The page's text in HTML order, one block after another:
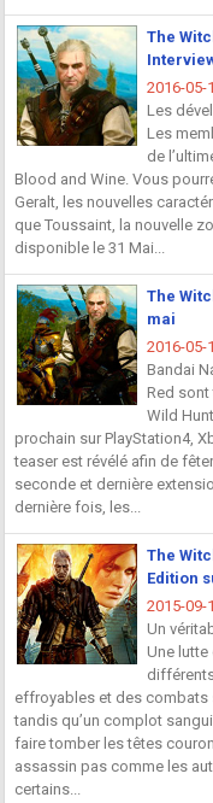
The
2016-05-
Les
Les
de
Blood and Wine. Vous
Geralt, les nouvelles
que Toussaint, la nouvelle
disponible le 31 Mai...
The
mai
2016-05-
Bandai
Red sont
Wild
prochain sur PlayStation4,
teaser est révélé afin de
seconde et dernière
dernière fois, les...
The
Edition
2015-09-
Un
Une lutte
effroyables et des
tandis qu’un complot
faire tomber les têtes
assassin pas comme les
certains...